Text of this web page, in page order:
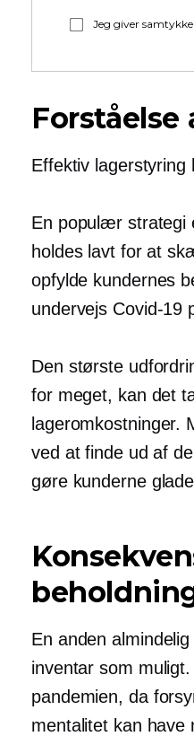
Jeg giver
Forståelse
Effektiv lagerstyring
En populær strategi
holdes lavt for at
opfylde kundernes
undervejs Covid-19
Den største
for meget, kan det
lageromkostninger.
ved at finde ud af
gøre kunderne
En anden
inventar som
pandemien, da
mentalitet kan have